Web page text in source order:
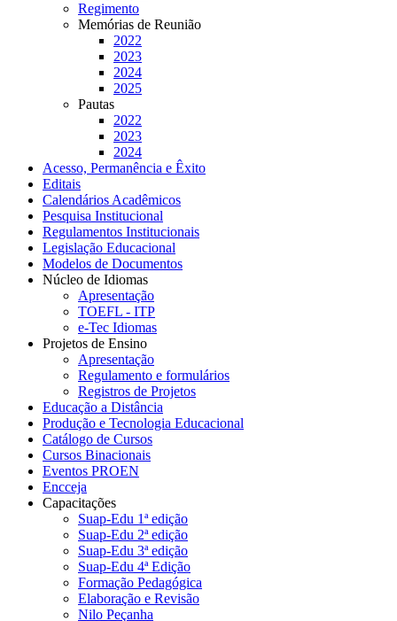
Regimento
Memórias de Reunião
2022
2023
2024
2025
Pautas
2022
2023
2024
Acesso, Permanência e Êxito
Editais
Calendários Acadêmicos
Pesquisa Institucional
Regulamentos Institucionais
Legislação Educacional
Modelos de Documentos
Núcleo de Idiomas
Apresentação
TOEFL - ITP
e-Tec Idiomas
Projetos de Ensino
Apresentação
Regulamento e formulários
Registros de Projetos
Educação a Distância
Produção e Tecnologia Educacional
Catálogo de Cursos
Cursos Binacionais
Eventos PROEN
Encceja
Capacitações
Suap-Edu 1ª edição
Suap-Edu 2ª edição
Suap-Edu 3ª edição
Suap-Edu 4ª Edição
Formação Pedagógica
Elaboração e Revisão
Nilo Peçanha